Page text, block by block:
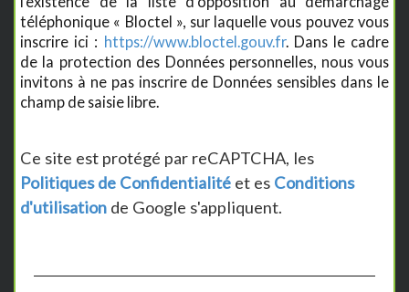
téléphonique « Bloctel », sur laquelle vous pouvez vous
inscrire ici : https://www.bloctel.gouv.fr. Dans le cadre
de la protection des Données personnelles, nous vous
invitons à ne pas inscrire de Données sensibles dans le
champ de saisie libre.
Ce site est protégé par reCAPTCHA, les
Politiques de Confidentialité et es Conditions
d'utilisation de Google s'appliquent.